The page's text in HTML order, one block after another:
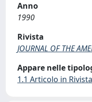
Anno
1990
Rivista
JOURNAL OF THE
Appare nelle
1.1 Articolo in Rivista